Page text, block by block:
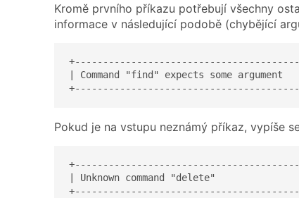
Kromě prvního příkazu potřebují všechny
informace v následující podobě (chybějící
| Command "find" expects some
Pokud je na vstupu neznámý příkaz, vypíše
| Unknown command "delete"